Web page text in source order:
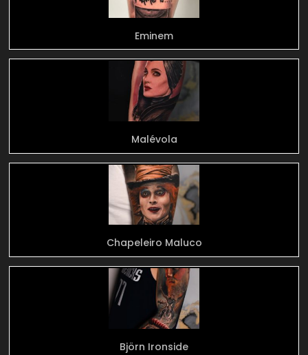
Eminem
Malévola
Chapeleiro Maluco
Björn Ironside